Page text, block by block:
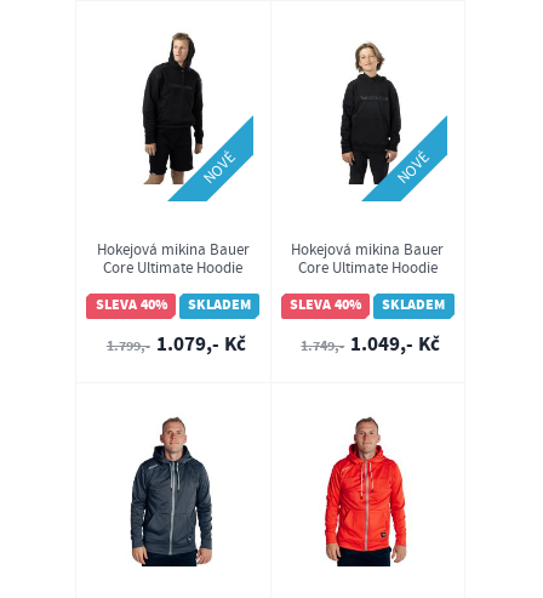
NOVÉ
Hokejová mikina Bauer
Core Ultimate Hoodie
SLEVA 40%
SKLADEM
1.799,- 1.079,- Kč
NOVÉ
Hokejová mikina Bauer
Core Ultimate Hoodie
SLEVA 40%
SKLADEM
1.749,- 1.049,- Kč